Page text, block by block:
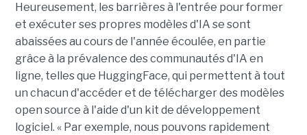
Heureusement, les barrières à l'entrée pour former
et exécuter ses propres modèles d'IA se sont
abaissées au cours de l'année écoulée, en partie
grâce à la prévalence des communautés d'IA en
ligne, telles que HuggingFace, qui permettent à tout
un chacun d'accéder et de télécharger des modèles
open source à l'aide d'un kit de développement
logiciel. « Par exemple, nous pouvons rapidement